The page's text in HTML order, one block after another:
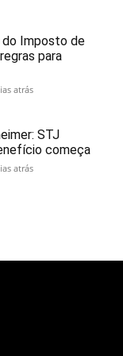
do Imposto de
para
atrás
STJ
começa
atrás